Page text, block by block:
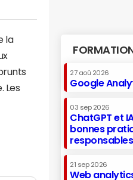
la
Les
27 aoû 2026
Google
03 sep 2026
ChatGPT et
bonnes
responsables
21 sep 2026
Web